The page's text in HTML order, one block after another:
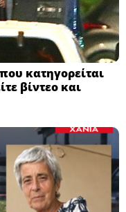
κατηγορείται
βίντεο και